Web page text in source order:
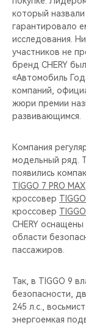
который
гарантировало
исследования.
участников не
бренд CHERY
«Автомобиль
компаний,
жюри премии
развивающимся.
Компания
модельный ряд.
появились
TIGGO 7 PRO MAX
кроссовер
кроссовер
CHERY
области
пассажиров.
Так, в TIGGO 9
безопасности,
245 л.с.,
энергоемкая